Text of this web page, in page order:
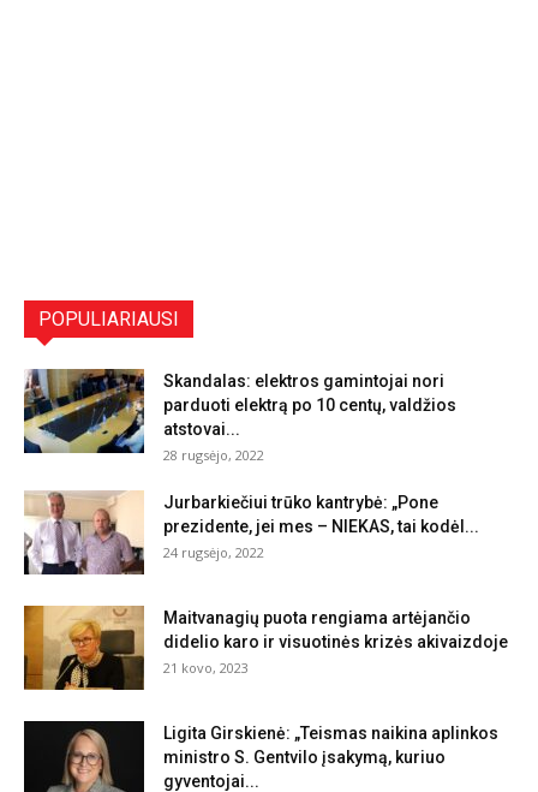
POPULIARIAUSI
Skandalas: elektros gamintojai nori
parduoti elektrą po 10 centų, valdžios
atstovai...
28 rugsėjo, 2022
Jurbarkiečiui trūko kantrybė: „Pone
prezidente, jei mes – NIEKAS, tai kodėl...
24 rugsėjo, 2022
Maitvanagių puota rengiama artėjančio
didelio karo ir visuotinės krizės akivaizdoje
21 kovo, 2023
Ligita Girskienė: „Teismas naikina aplinkos
ministro S. Gentvilo įsakymą, kuriuo
gyventojai...